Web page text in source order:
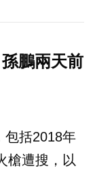
鵬兩天前
包括2018年
槍遭搜，以